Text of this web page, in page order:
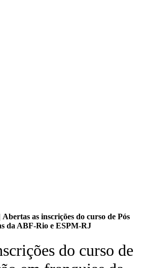
Abertas as inscrições do curso de Pós
da ABF-Rio e ESPM-RJ
do curso de